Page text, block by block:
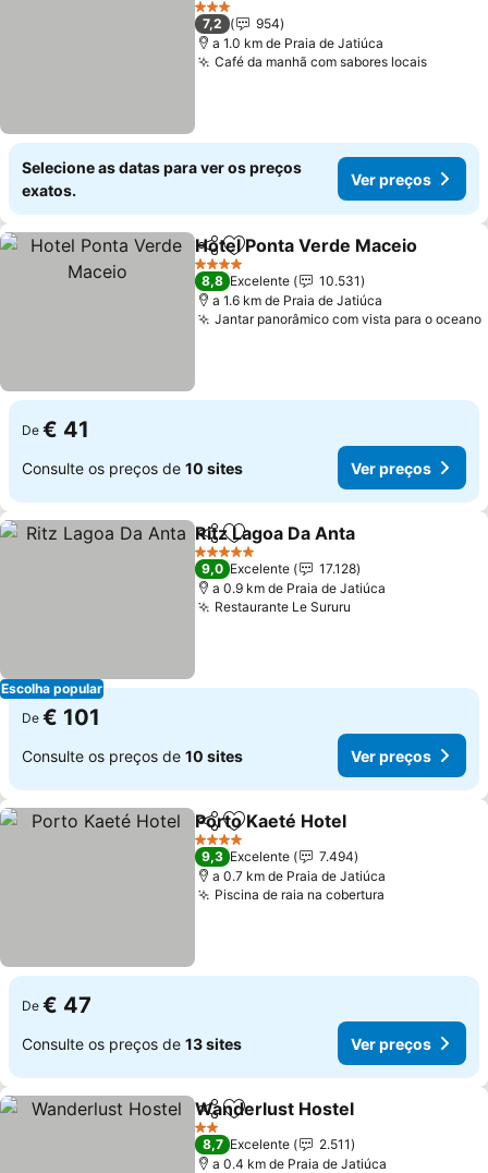
3 Estrelas
7,2
954
a 1.0 km de Praia de Jatiúca
Café da manhã com sabores locaisVer
Selecione as datas para ver os preços
exatos.
Ver preços
PartilharAdicionar aos favoritos
Hotel Ponta Verde Maceio
4 Estrelas
8,8 Excelente
10.531
a 1.6 km de Praia de Jatiúca
Jantar panorâmico com vista para o oceano
De € 41
Consulte os preços de 10 sites Ver preços
Escolha popular
PartilharAdicionar aos favoritos
Ritz Lagoa Da Anta
5 Estrelas
9,0 Excelente
17.128
a 0.9 km de Praia de Jatiúca
Restaurante Le Sururu
De € 101
Consulte os preços de 10 sites Ver preços
PartilharAdicionar aos favoritos
Porto Kaeté Hotel
4 Estrelas
9,3 Excelente
7.494
a 0.7 km de Praia de Jatiúca
Piscina de raia na cobertura
De € 47
Consulte os preços de 13 sites Ver preços
PartilharAdicionar aos favoritos
Wanderlust Hostel
2 Estrelas
8,7 Excelente
2.511
a 0.4 km de Praia de Jatiúca